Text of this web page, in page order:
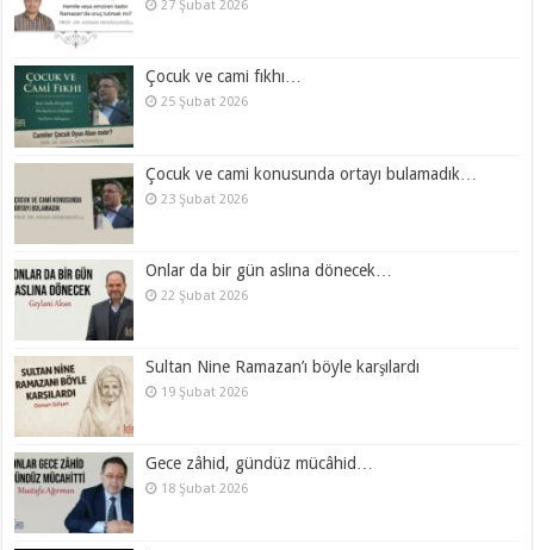
27 Şubat 2026
Çocuk ve cami fıkhı…
25 Şubat 2026
Çocuk ve cami konusunda ortayı bulamadık…
23 Şubat 2026
Onlar da bir gün aslına dönecek…
22 Şubat 2026
Sultan Nine Ramazan’ı böyle karşılardı
19 Şubat 2026
Gece zâhid, gündüz mücâhid…
18 Şubat 2026